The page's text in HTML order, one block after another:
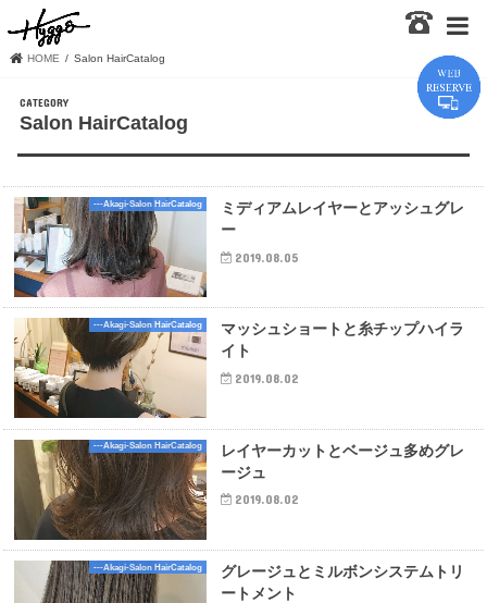
HOME Salon HairCatalog
Salon HairCatalog
---Akagi-Salon HairCatalog
ミディアムレイヤーとアッシュグレ
ー
2019.08.05
---Akagi-Salon HairCatalog
マッシュショートと糸チップハイラ
イト
2019.08.02
---Akagi-Salon HairCatalog
レイヤーカットとベージュ多めグレ
ージュ
2019.08.02
---Akagi-Salon HairCatalog
グレージュとミルボンシステムトリ
ートメント